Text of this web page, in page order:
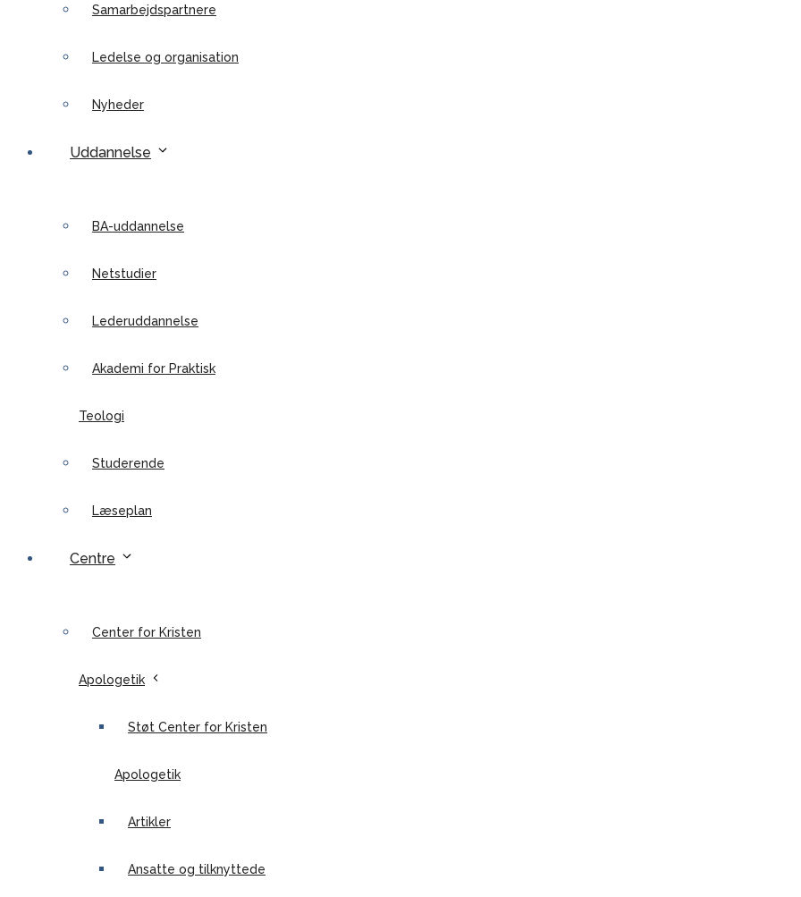
Samarbejdspartnere
Ledelse og organisation
Nyheder
Uddannelse
BA-uddannelse
Netstudier
Lederuddannelse
Akademi for Praktisk
Teologi
Studerende
Læseplan
Centre
Center for Kristen
Apologetik
Støt Center for Kristen
Apologetik
Artikler
Ansatte og tilknyttede